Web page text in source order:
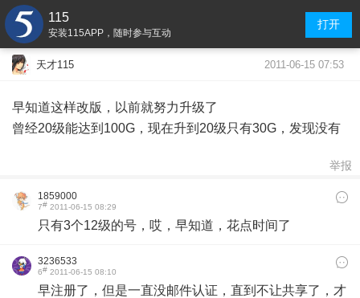
115
安装115APP，随时参与互动
打开
天才115 2011-06-15 07:53
早知道这样改版，以前就努力升级了
曾经20级能达到100G，现在升到20级只有30G，发现没有
举报
1859000
7# 2011-06-15 08:29
只有3个12级的号，哎，早知道，花点时间了
3236533
6# 2011-06-15 08:10
早注册了，但是一直没邮件认证，直到不让共享了，才